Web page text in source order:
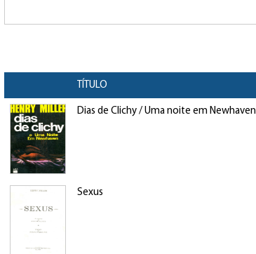
TÍTULO
Dias de Clichy / Uma noite em Newhaven
Sexus